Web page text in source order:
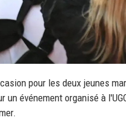
pour les deux jeunes
événement organisé à